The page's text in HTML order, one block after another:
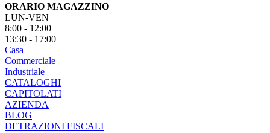
ORARIO MAGAZZINO
LUN-VEN
8:00 - 12:00
13:30 - 17:00
Casa
Commerciale
Industriale
CATALOGHI
CAPITOLATI
AZIENDA
BLOG
DETRAZIONI FISCALI